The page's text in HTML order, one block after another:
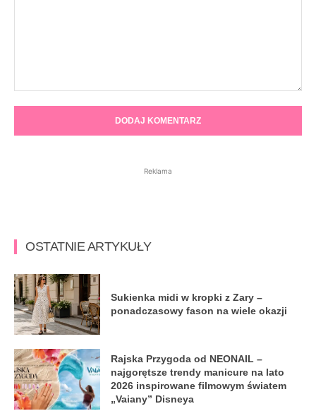
Reklama
OSTATNIE ARTYKUŁY
Sukienka midi w kropki z Zary –
ponadczasowy fason na wiele okazji
Rajska Przygoda od NEONAIL –
najgorętsze trendy manicure na lato
2026 inspirowane filmowym światem
„Vaiany” Disneya